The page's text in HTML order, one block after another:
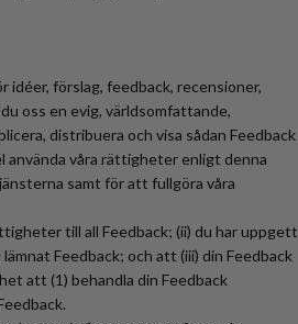
idéer, förslag, feedback, recensioner,
oss en evig, världsomfattande,
distribuera och visa sådan Feedback
använda våra rättigheter enligt denna
samt för att fullgöra våra
till all Feedback; (ii) du har uppgett
Feedback; och att (iii) din Feedback
att (1) behandla din Feedback